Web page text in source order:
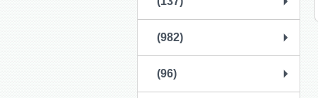
(982)
(96)